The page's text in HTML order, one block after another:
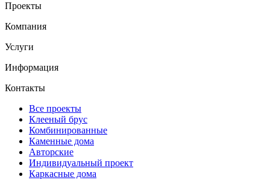
Проекты
Компания
Услуги
Информация
Контакты
Все проекты
Клееный брус
Комбинированные
Каменные дома
Авторские
Индивидуальный проект
Каркасные дома